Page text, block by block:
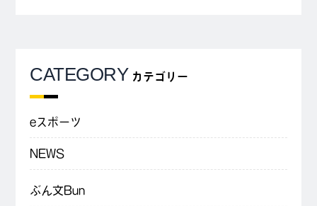
CATEGORY カテゴリー
eスポーツ
NEWS
ぶん文Bun